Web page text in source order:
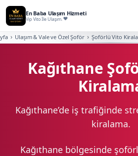
En Baba Ulaşım Hizmeti
Vip Vito İle Ulaşım.
Ulaşım & Vale ve Özel Şoför Şoförlü Vito
Kağıthane
Kağıthane’de iş trafiğinde
kiralama.
Kağıthane bölgesinde